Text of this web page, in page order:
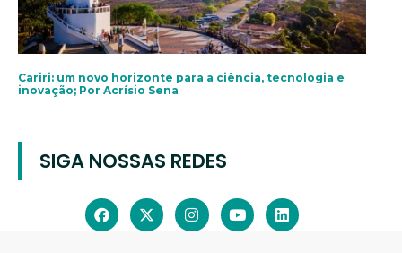
Cariri: um novo horizonte para a ciência, tecnologia e
inovação; Por Acrísio Sena
SIGA NOSSAS REDES